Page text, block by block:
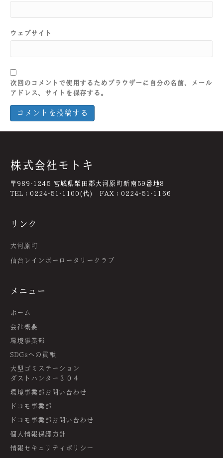
ウェブサイト
次回のコメントで使用するためブラウザーに自分の名前、メール
アドレス、サイトを保存する。
株式会社モトキ
〒989-1245 宮城県柴田郡大河原町新南59番地8
TEL：0224-51-1100(代) FAX：0224-51-1166
リンク
大河原町
仙台レインボーロータリークラブ
メニュー
ホーム
会社概要
環境事業部
SDGsへの貢献
大型ゴミステーション
ダストハンター３０４
環境事業部お問い合わせ
ドコモ事業部
ドコモ事業部お問い合わせ
個人情報保護方針
情報セキュリティポリシー